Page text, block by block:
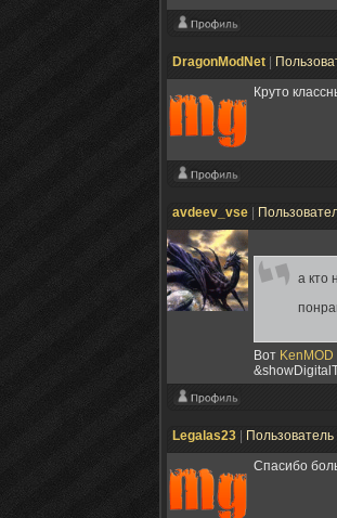
DragonModNet
Круто
avdeev_vse
а кто
Вот
Legalas23
Пользователь
Спасибо